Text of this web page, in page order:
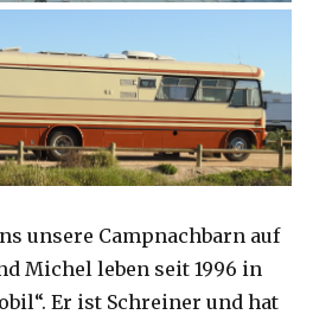
unsere Campnachbarn auf
Michel leben seit 1996 in
Er ist Schreiner und hat